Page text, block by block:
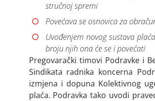
stručnoj spremi
Povećava se osnovica za
Uvođenjem novog sustava
broju njih ona će se i povećati
Pregovarački timovi Podravke i
Sindikata radnika koncerna
izmjena i dopuna Kolektivnog
plaća. Podravka tako uvodi